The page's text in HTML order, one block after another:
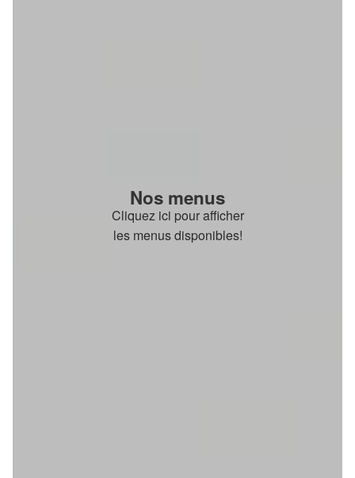
Nos menus
Cliquez ici pour afficher
les menus disponibles!